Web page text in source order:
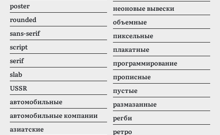
poster
rounded
sans-serif
script
serif
slab
USSR
автомобильные
автомобильные компании
азиатские
неоновые вывески
объемные
пиксельные
плакатные
программирование
прописные
пустые
размазанные
регби
ретро